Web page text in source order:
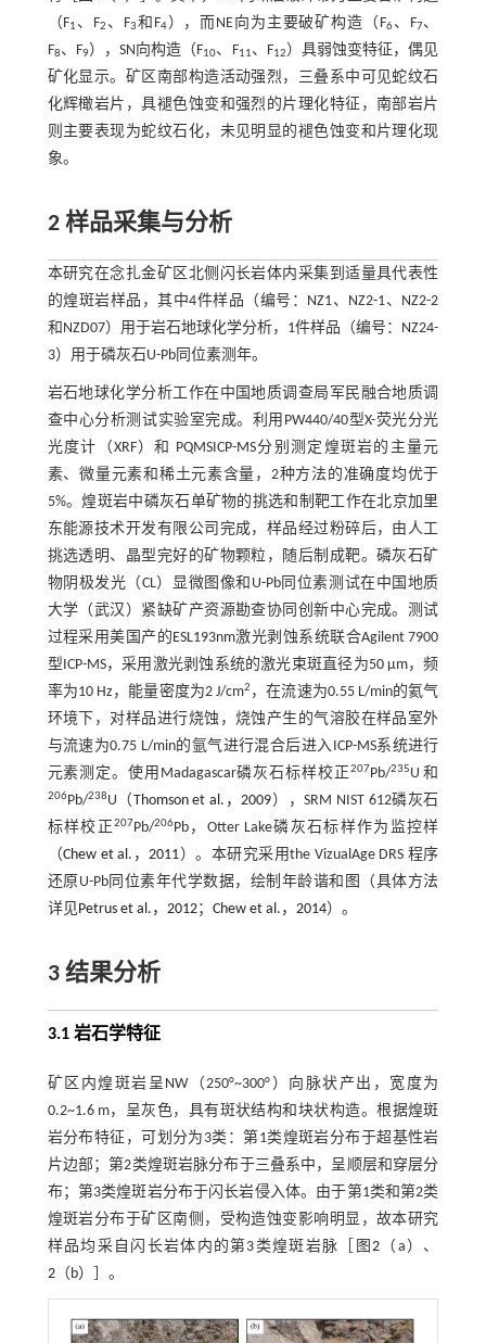
（F1 、F2 、F3和F4），而NE向为主要破矿构造（F6、F7、
F8、F9），SN向构造（F10、F11、F12 ）具弱蚀变特征，偶见
矿化显示。矿区南部构造活动强烈，三叠系中可见蛇纹石
化辉橄岩片，具褪色蚀变和强烈的片理化特征，南部岩片
则主要表现为蛇纹石化，未见明显的褪色蚀变和片理化现
象。
2 样品采集与分析
本研究在念扎金矿区北侧闪长岩体内采集到适量具代表性
的煌斑岩样品，其中4件样品（编号：NZ1、NZ2-1、NZ2-2
和NZD07）用于岩石地球化学分析，1件样品（编号：NZ24-
3）用于磷灰石U-Pb同位素测年。
岩石地球化学分析工作在中国地质调查局军民融合地质调
查中心分析测试实验室完成。利用PW440/40型X-荧光分光
光度计（XRF）和 PQMSICP-MS分别测定煌斑岩的主量元
素、微量元素和稀土元素含量，2种方法的准确度均优于
5%。煌斑岩中磷灰石单矿物的挑选和制靶工作在北京加里
东能源技术开发有限公司完成，样品经过粉碎后，由人工
挑选透明、晶型完好的矿物颗粒，随后制成靶。磷灰石矿
物阴极发光（CL）显微图像和U-Pb同位素测试在中国地质
大学（武汉）紧缺矿产资源勘查协同创新中心完成。测试
过程采用美国产的ESL193nm激光剥蚀系统联合Agilent 7900
型ICP-MS，采用激光剥蚀系统的激光束斑直径为50 μm，频
率为10 Hz，能量密度为2 J/cm2 ，在流速为0.55 L/min的氦气
环境下，对样品进行烧蚀，烧蚀产生的气溶胶在样品室外
与流速为0.75 L/min的氩气进行混合后进入ICP-MS系统进行
元素测定。使用Madagascar磷灰石标样校正207 Pb/235U 和
206Pb/238U（ Thomson et al.，2009 ），SRM NIST 612磷灰石
标样校正207Pb/206Pb，Otter Lake磷灰石标样作为监控样
（Chew et al.，2011 ）。本研究采用the VizualAge DRS 程序
还原U-Pb同位素年代学数据，绘制年龄谐和图（具体方法
详见Petrus et al.，2012； Chew et al.，2014）。
3 结果分析
3.1 岩石学特征
矿区内煌斑岩呈NW（250°~300°）向脉状产出，宽度为
0.2~1.6 m，呈灰色，具有斑状结构和块状构造。根据煌斑
岩分布特征，可划分为3类：第1类煌斑岩分布于超基性岩
片边部；第2类煌斑岩脉分布于三叠系中，呈顺层和穿层分
布；第3类煌斑岩分布于闪长岩侵入体。由于第1类和第2类
煌斑岩分布于矿区南侧，受构造蚀变影响明显，故本研究
样品均采自闪长岩体内的第3类煌斑岩脉［图2 （a）、
2（b）］。